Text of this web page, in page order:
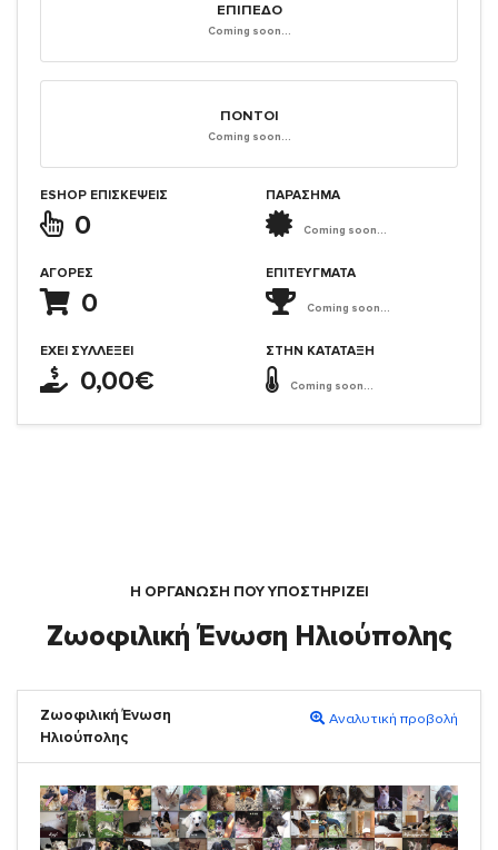
ΕΠΊΠΕΔΟ
Coming soon...
ΠΌΝΤΟΙ
Coming soon...
ESHOP ΕΠΙΣΚΈΨΕΙΣ
0
ΑΓΟΡΈΣ
0
ΈΧΕΙ ΣΥΛΛΈΞΕΙ
0,00€
ΠΑΡΑΣΗΜΑ
Coming soon...
ΕΠΙΤΕΎΓΜΑΤΑ
Coming soon...
ΣΤΗΝ ΚΑΤΆΤΑΞΗ
Coming soon...
Η ΟΡΓΆΝΩΣΗ ΠΟΥ ΥΠΟΣΤΗΡΙΖΕΙ
Ζωοφιλική Ένωση Ηλιούπολης
Ζωοφιλική Ένωση
Ηλιούπολης
Αναλυτική προβολή